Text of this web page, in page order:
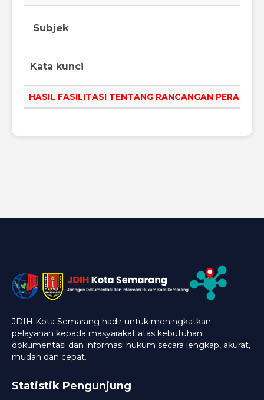
Subjek
Kata kunci
HASIL FASILITASI TENTANG RANCANGAN
JDIH Kota Semarang hadir untuk meningkatkan
pelayanan kepada masyarakat atas kebutuhan
dokumentasi dan informasi hukum secara lengkap, akurat,
mudah dan cepat.
Statistik Pengunjung